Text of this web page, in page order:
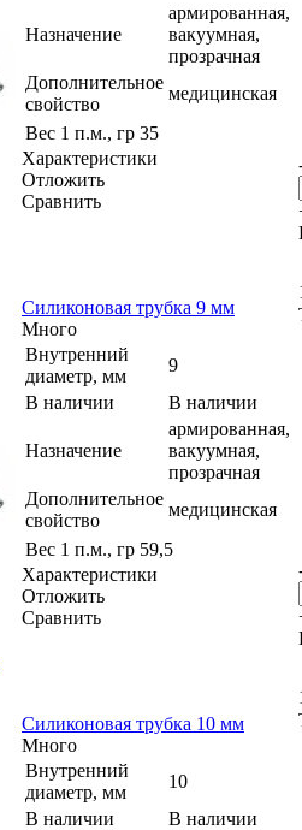
Назначение
армированная,
вакуумная,
прозрачная
Дополнительное
свойство
медицинская
Вес 1 п.м., гр 35
Характеристики
Отложить
Сравнить
Силиконовая трубка 9 мм
Много
Внутренний
диаметр, мм
9
В наличии
В наличии
Назначение
армированная,
вакуумная,
прозрачная
Дополнительное
свойство
медицинская
Вес 1 п.м., гр 59,5
Характеристики
Отложить
Сравнить
Силиконовая трубка 10 мм
Много
Внутренний
диаметр, мм
10
В наличии
В наличии